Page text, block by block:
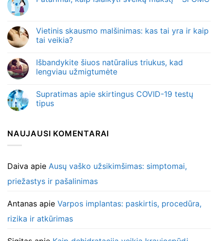
Vietinis skausmo malšinimas: kas tai yra ir kaip
tai veikia?
Išbandykite šiuos natūralius triukus, kad
lengviau užmigtumėte
Supratimas apie skirtingus COVID-19 testų
tipus
NAUJAUSI KOMENTARAI
Daiva apie Ausų vaško užsikimšimas: simptomai,
priežastys ir pašalinimas
Antanas apie Varpos implantas: paskirtis, procedūra,
rizika ir atkūrimas